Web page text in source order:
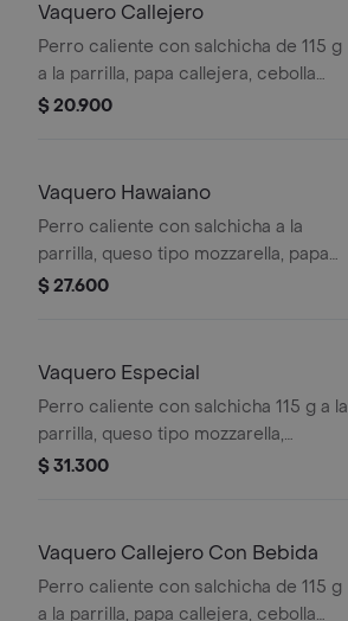
+ bebida PET
Vaquero Callejero
Perro caliente con salchicha de 115 g
a la parrilla, papa callejera, cebolla
picada, salsa blanca, salsa de tomate
$ 20.900
Vaquero Hawaiano
Perro caliente con salchicha a la
parrilla, queso tipo mozzarella, papa
callejera, piña, salsa blanca y salsa de
$ 27.600
Vaquero Especial
Perro caliente con salchicha 115 g a la
parrilla, queso tipo mozzarella,
tocineta picada, papa callejera,
$ 31.300
Vaquero Callejero Con Bebida
Perro caliente con salchicha de 115 g
a la parrilla, papa callejera, cebolla